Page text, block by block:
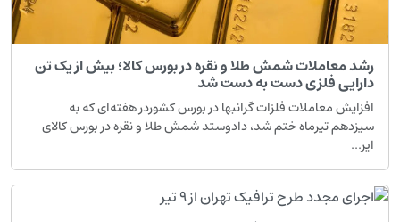
رشد معاملات شمش طلا و نقره در بورس کالا؛ بیش از یک تن
دارایی فلزی دست به دست شد
افزایش معاملات فلزات گرانبها در بورس کشوردر هفته‌ای که به
سیزدهم تیرماه ختم شد، دادوستد شمش طلا و نقره در بورس کالای
ایر...